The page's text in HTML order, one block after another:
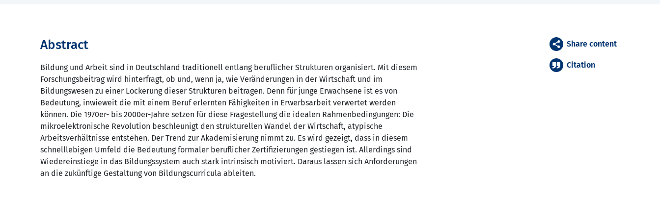
Abstract
Bildung und Arbeit sind in Deutschland traditionell entlang beruflicher Strukturen organisiert. Mit diesem
Forschungsbeitrag wird hinterfragt, ob und, wenn ja, wie Veränderungen in der Wirtschaft und im
Bildungswesen zu einer Lockerung dieser Strukturen beitragen. Denn für junge Erwachsene ist es von
Bedeutung, inwieweit die mit einem Beruf erlernten Fähigkeiten in Erwerbsarbeit verwertet werden
können. Die 1970er- bis 2000er-Jahre setzen für diese Fragestellung die idealen Rahmenbedingungen: Die
mikroelektronische Revolution beschleunigt den strukturellen Wandel der Wirtschaft, atypische
Arbeitsverhältnisse entstehen. Der Trend zur Akademisierung nimmt zu. Es wird gezeigt, dass in diesem
schnelllebigen Umfeld die Bedeutung formaler beruflicher Zertifizierungen gestiegen ist. Allerdings sind
Wiedereinstiege in das Bildungssystem auch stark intrinsisch motiviert. Daraus lassen sich Anforderungen
an die zukünftige Gestaltung von Bildungscurricula ableiten.
Share content
Citation